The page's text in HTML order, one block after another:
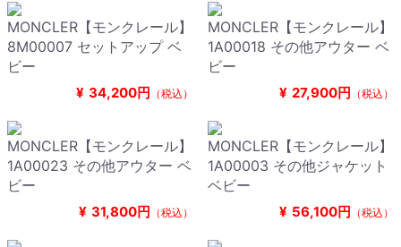
MONCLER【モンクレール】
8M00007 セットアップ ベ
ビー
¥ 34,200円 （税込）
MONCLER【モンクレール】
1A00018 その他アウター ベ
ビー
¥ 27,900円 （税込）
MONCLER【モンクレール】
1A00023 その他アウター ベ
ビー
¥ 31,800円 （税込）
MONCLER【モンクレール】
1A00003 その他ジャケット
ベビー
¥ 56,100円 （税込）